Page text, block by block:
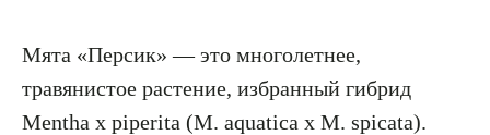
Мята «Персик» — это многолетнее,
травянистое растение, избранный гибрид
Mentha x piperita (M. aquatica x M. spicata).